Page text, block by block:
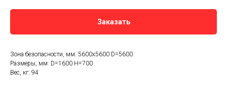
Заказать
Зона безопасности, мм: 5600х5600 D=5600
Размеры, мм: D=1600 H=700
Вес, кг: 94